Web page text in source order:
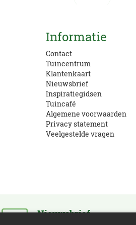
Openingstijden en route
Informatie
Contact
Tuincentrum
Klantenkaart
Nieuwsbrief
Inspiratiegidsen
Tuincafé
Algemene voorwaarden
Privacy statement
Veelgestelde vragen
Nieuwsbrief